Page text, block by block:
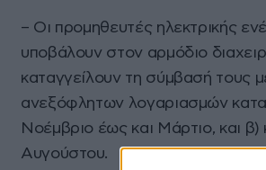
– Οι προμηθευτές ηλεκτρικής
υποβάλουν στον αρμόδιο
καταγγείλουν τη σύμβασή τους
ανεξόφλητων λογαριασμών
Νοέμβριο έως και Μάρτιο, και β)
Αυγούστου.